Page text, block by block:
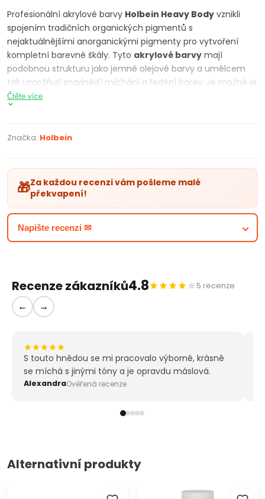
Profesionální akrylové barvy Holbein Heavy Body vznikli
spojením tradičních organických pigmentů s
nejaktuálnějšími anorganickými pigmenty pro vytvoření
kompletní barevné škály. Tyto akrylové barvy mají
podobnou strukturu jako jemné olejové barvy a umělcem
tak umožňují snadnější míchání a ředění barev. Je možné je
natírat štětcem, ale při hrubších vrstvách si krásné
zachovají všechny rýhy a struktury. Holbein Heavy Body
přijatelnou cenu. Díky rozsáhlému výběru barev, vynikající
umělce.
PARAMETRY PRODUKTU:
Profesionální akrylové barvy Heavy Body
Kvalitní pigmenty
Různé odstíny hnědé
Tuba: 20 ml
Čtěte více
Značka: Holbein
🎁Za každou recenzi vám pošleme malé
překvapení!
Napište recenzi ✉
Recenze zákazníků4.8 5 recenze
← →
S touto hnědou se mi pracovalo výborně, krásně
se míchá s jinými tóny a je opravdu máslová.
AlexandraOvěřená recenze
Alternativní produkty
Akrylová barva Solo Goya